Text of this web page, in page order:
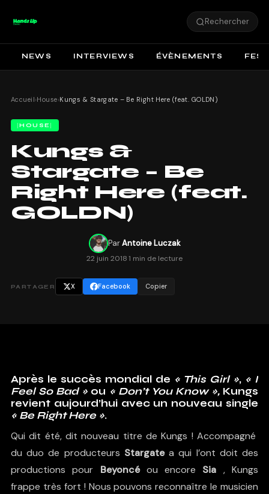
Rechercher
NEWS INTERVIEWS ÉVÈNEMENTS
Accueil›House›Kungs & Stargate – Be Right Here (feat. GOLDN)
HOUSE
Kungs &
Stargate – Be
Right Here (feat.
GOLDN)
ParAntoine Luczak
22 juin 20181 min de lecture
PARTAGER X Facebook Copier
Après le succès mondial de « This Girl », « I
Feel So Bad » ou « Don’t You Know », Kungs
revient aujourd’hui avec un nouveau single
« Be Right Here ».
Qui dit été, dit nouveau titre de Kungs ! Accompagné
du duo de producteurs Stargatea qui l’ont doit des
productions pour Beyoncéou encore Sia , Kungs
frappe très fort ! Nous pouvons reconnaître le musicien